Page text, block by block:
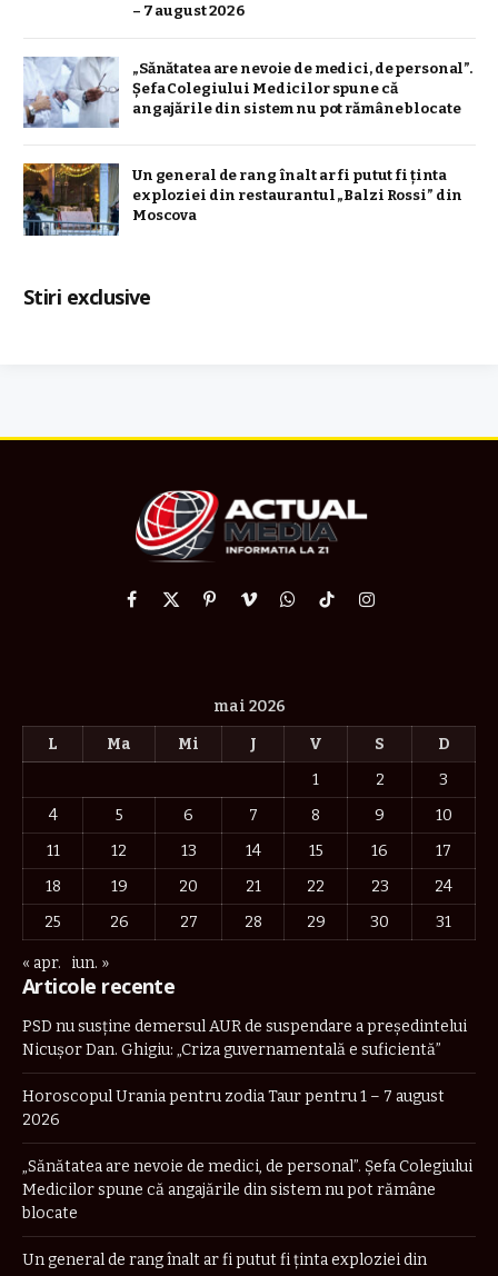
– 7 august 2026
„Sănătatea are nevoie de medici, de personal”.
Șefa Colegiului Medicilor spune că
angajările din sistem nu pot rămâne blocate
Un general de rang înalt ar fi putut fi ținta
exploziei din restaurantul „Balzi Rossi” din
Moscova
Stiri exclusive
Facebook
X
PinterestVimeoWhatsApp
TikTokInstagram
mai 2026
L
Ma Mi J V S
D
1
2
3
4
5 6 7 8 9
10
11
12 13 14 15 16
17
18
19 20 21 22 23
24
25
26 27 28 29 30 31
« apr. iun. »
Articole recente
PSD nu susține demersul AUR de suspendare a președintelui
Nicușor Dan. Ghigiu: „Criza guvernamentală e suficientă”
Horoscopul Urania pentru zodia Taur pentru 1 – 7 august
2026
„Sănătatea are nevoie de medici, de personal”. Șefa Colegiului
Medicilor spune că angajările din sistem nu pot rămâne
blocate
Un general de rang înalt ar fi putut fi ținta exploziei din